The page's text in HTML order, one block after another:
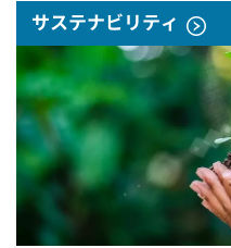
サステナビリティ